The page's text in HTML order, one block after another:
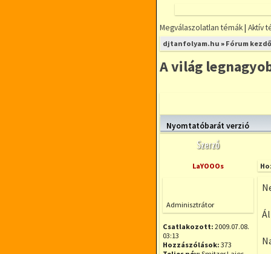
FÓRUMOZZ
MINDENFÉLE
KIS LÉTSZÁMÚ
Megválaszolatlan témák| Aktív
djtanfolyam.hu » Fórum
A világ
Új téma nyitása
Nyomtatóbarát verzió
Szerző
LaYOOOs
Adminisztrátor
Csatlakozott: 2009.07.08.
03:13
Hozzászólások: 373